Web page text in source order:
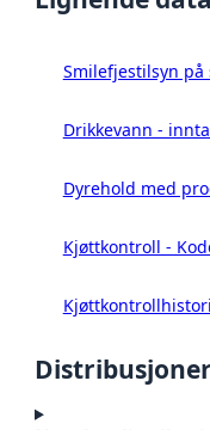
Smilefjestilsyn
Drikkevann -
Dyrehold med
Kjøttkontroll -
Distribusjoner